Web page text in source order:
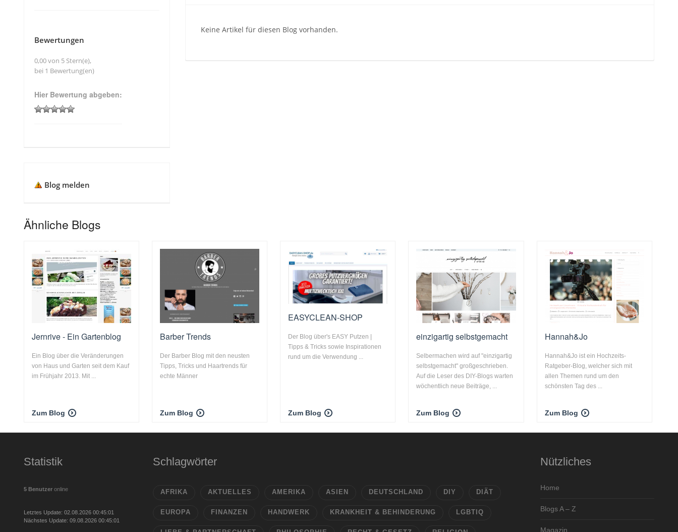
Keine Artikel für diesen Blog vorhanden.
Bewertungen
0,00 von 5 Stern(e),
bei 1 Bewertung(en)
Hier Bewertung abgeben:
Blog melden
Ähnliche Blogs
Jernrive - Ein Gartenblog
Ein Blog über die Veränderungen
von Haus und Garten seit dem Kauf
im Frühjahr 2013. Mit ...
Zum Blog
Barber Trends
Der Barber Blog mit den neusten
Tipps, Tricks und Haartrends für
echte Männer
Zum Blog
EASYCLEAN-SHOP
Der Blog über's EASY Putzen |
Tipps & Tricks sowie Inspirationen
rund um die Verwendung ...
Zum Blog
einzigartig selbstgemacht
Selbermachen wird auf "einzigartig
selbstgemacht" großgeschrieben.
Auf die Leser des DIY-Blogs warten
wöchentlich neue Beiträge, ...
Zum Blog
Hannah&Jo
Hannah&Jo ist ein Hochzeits-
Ratgeber-Blog, welcher sich mit
allen Themen rund um den
schönsten Tag des ...
Zum Blog
Statistik
5 Benutzer online
Letztes Update: 02.08.2026 00:45:01
Nächstes Update: 09.08.2026 00:45:01
Schlagwörter
AFRIKA AKTUELLES AMERIKA ASIEN DEUTSCHLAND DIY DIÄT
EUROPA FINANZEN HANDWERK KRANKHEIT & BEHINDERUNG LGBTIQ
Nützliches
Home
Blogs A – Z
Magazin